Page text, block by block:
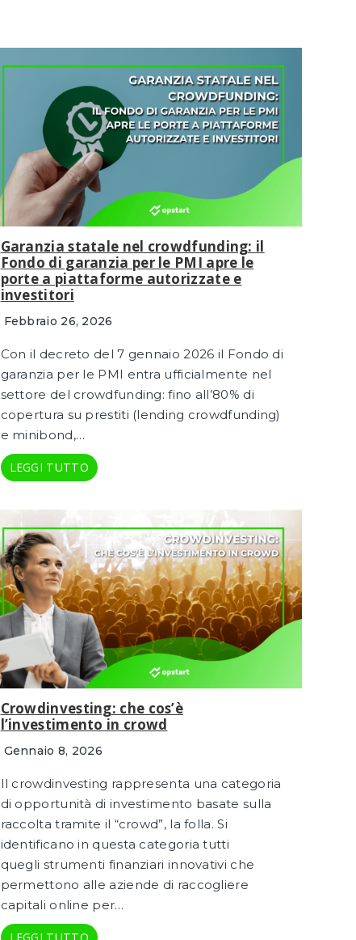
Garanzia statale nel crowdfunding: il
Fondo di garanzia per le PMI apre le
porte a piattaforme autorizzate e
investitori
Febbraio 26, 2026
Con il decreto del 7 gennaio 2026 il Fondo di
garanzia per le PMI entra ufficialmente nel
settore del crowdfunding: fino all’80% di
copertura su prestiti (lending crowdfunding)
e minibond,…
LEGGI TUTTO
Crowdinvesting: che cos’è
l’investimento in crowd
Gennaio 8, 2026
Il crowdinvesting rappresenta una categoria
di opportunità di investimento basate sulla
raccolta tramite il “crowd”, la folla. Si
identificano in questa categoria tutti
quegli strumenti finanziari innovativi che
permettono alle aziende di raccogliere
capitali online per…